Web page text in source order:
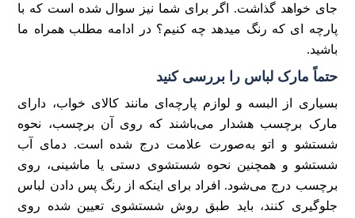
جای خواهد گذاشت. اگر برای شما نیز سوال شده است که با
پارچه ای که رنگ میدهد چه کنیم؟ در ادامه مطلب همراه ما
باشید.
حتماً مارک لباس را بررسی کنید
بسیاری از البسه و لوازم پارچه‌ای مانند کالای خواب، دارای
مارک برچسب هشدار می‌باشند که روی آن برچسب، نحوه
شستشو و اتو به‌صورت علامت درج شده است. دمای آب
شستشو و همچنین نحوه شستشوی دستی یا ماشینی، روی
برچسب درج می‌شود. افراد برای اینکه از رنگ پس دادن لباس
جلوگیری کنند، باید طبق روش شستشوی تعیین شده روی